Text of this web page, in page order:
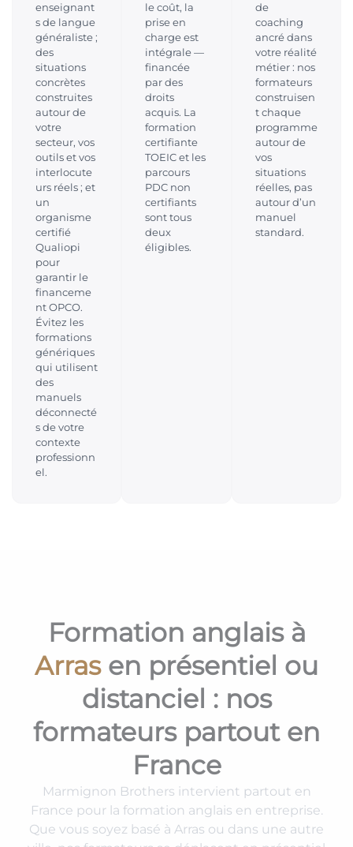
enseignant
s de langue
généraliste ;
des
situations
concrètes
construites
autour de
votre
secteur, vos
outils et vos
interlocute
urs réels ; et
un
organisme
certifié
Qualiopi
pour
garantir le
financeme
nt OPCO.
Évitez les
formations
génériques
qui utilisent
des
manuels
déconnecté
s de votre
contexte
professionn
el.
le coût, la
prise en
charge est
intégrale —
financée
par des
droits
acquis. La
formation
certifiante
TOEIC et les
parcours
PDC non
certifiants
sont tous
deux
éligibles.
de
coaching
ancré dans
votre réalité
métier : nos
formateurs
construisen
t chaque
programme
autour de
vos
situations
réelles, pas
autour d’un
manuel
standard.
Formation anglais à
Arras en présentiel ou
distanciel : nos
formateurs partout en
France
Marmignon Brothers intervient partout en
France pour la formation anglais en entreprise.
Que vous soyez basé à Arras ou dans une autre